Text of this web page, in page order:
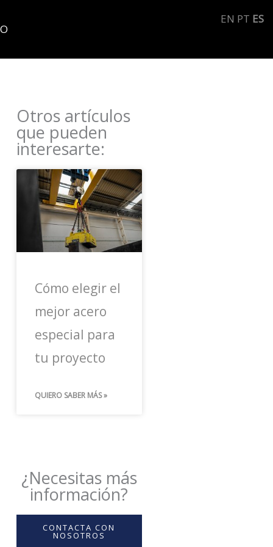
Otros artículos
que pueden
interesarte:
Cómo elegir el
mejor acero
especial para
tu proyecto
QUIERO SABER MÁS »
¿Necesitas más
información?
CONTACTA CON
NOSOTROS
EN PT ES